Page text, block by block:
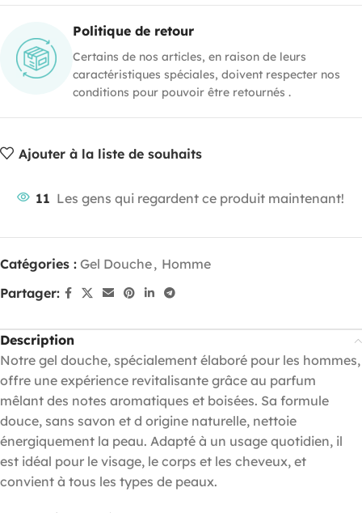
Politique de retour
Certains de nos articles, en raison de leurs
caractéristiques spéciales, doivent respecter nos
conditions pour pouvoir être retournés .
Ajouter à la liste de souhaits
11 Les gens qui regardent ce produit maintenant!
Catégories : Gel Douche, Homme
Partager:
Description
Notre gel douche, spécialement élaboré pour les hommes,
offre une expérience revitalisante grâce au parfum
mêlant des notes aromatiques et boisées. Sa formule
douce, sans savon et d origine naturelle, nettoie
énergiquement la peau. Adapté à un usage quotidien, il
est idéal pour le visage, le corps et les cheveux, et
convient à tous les types de peaux.